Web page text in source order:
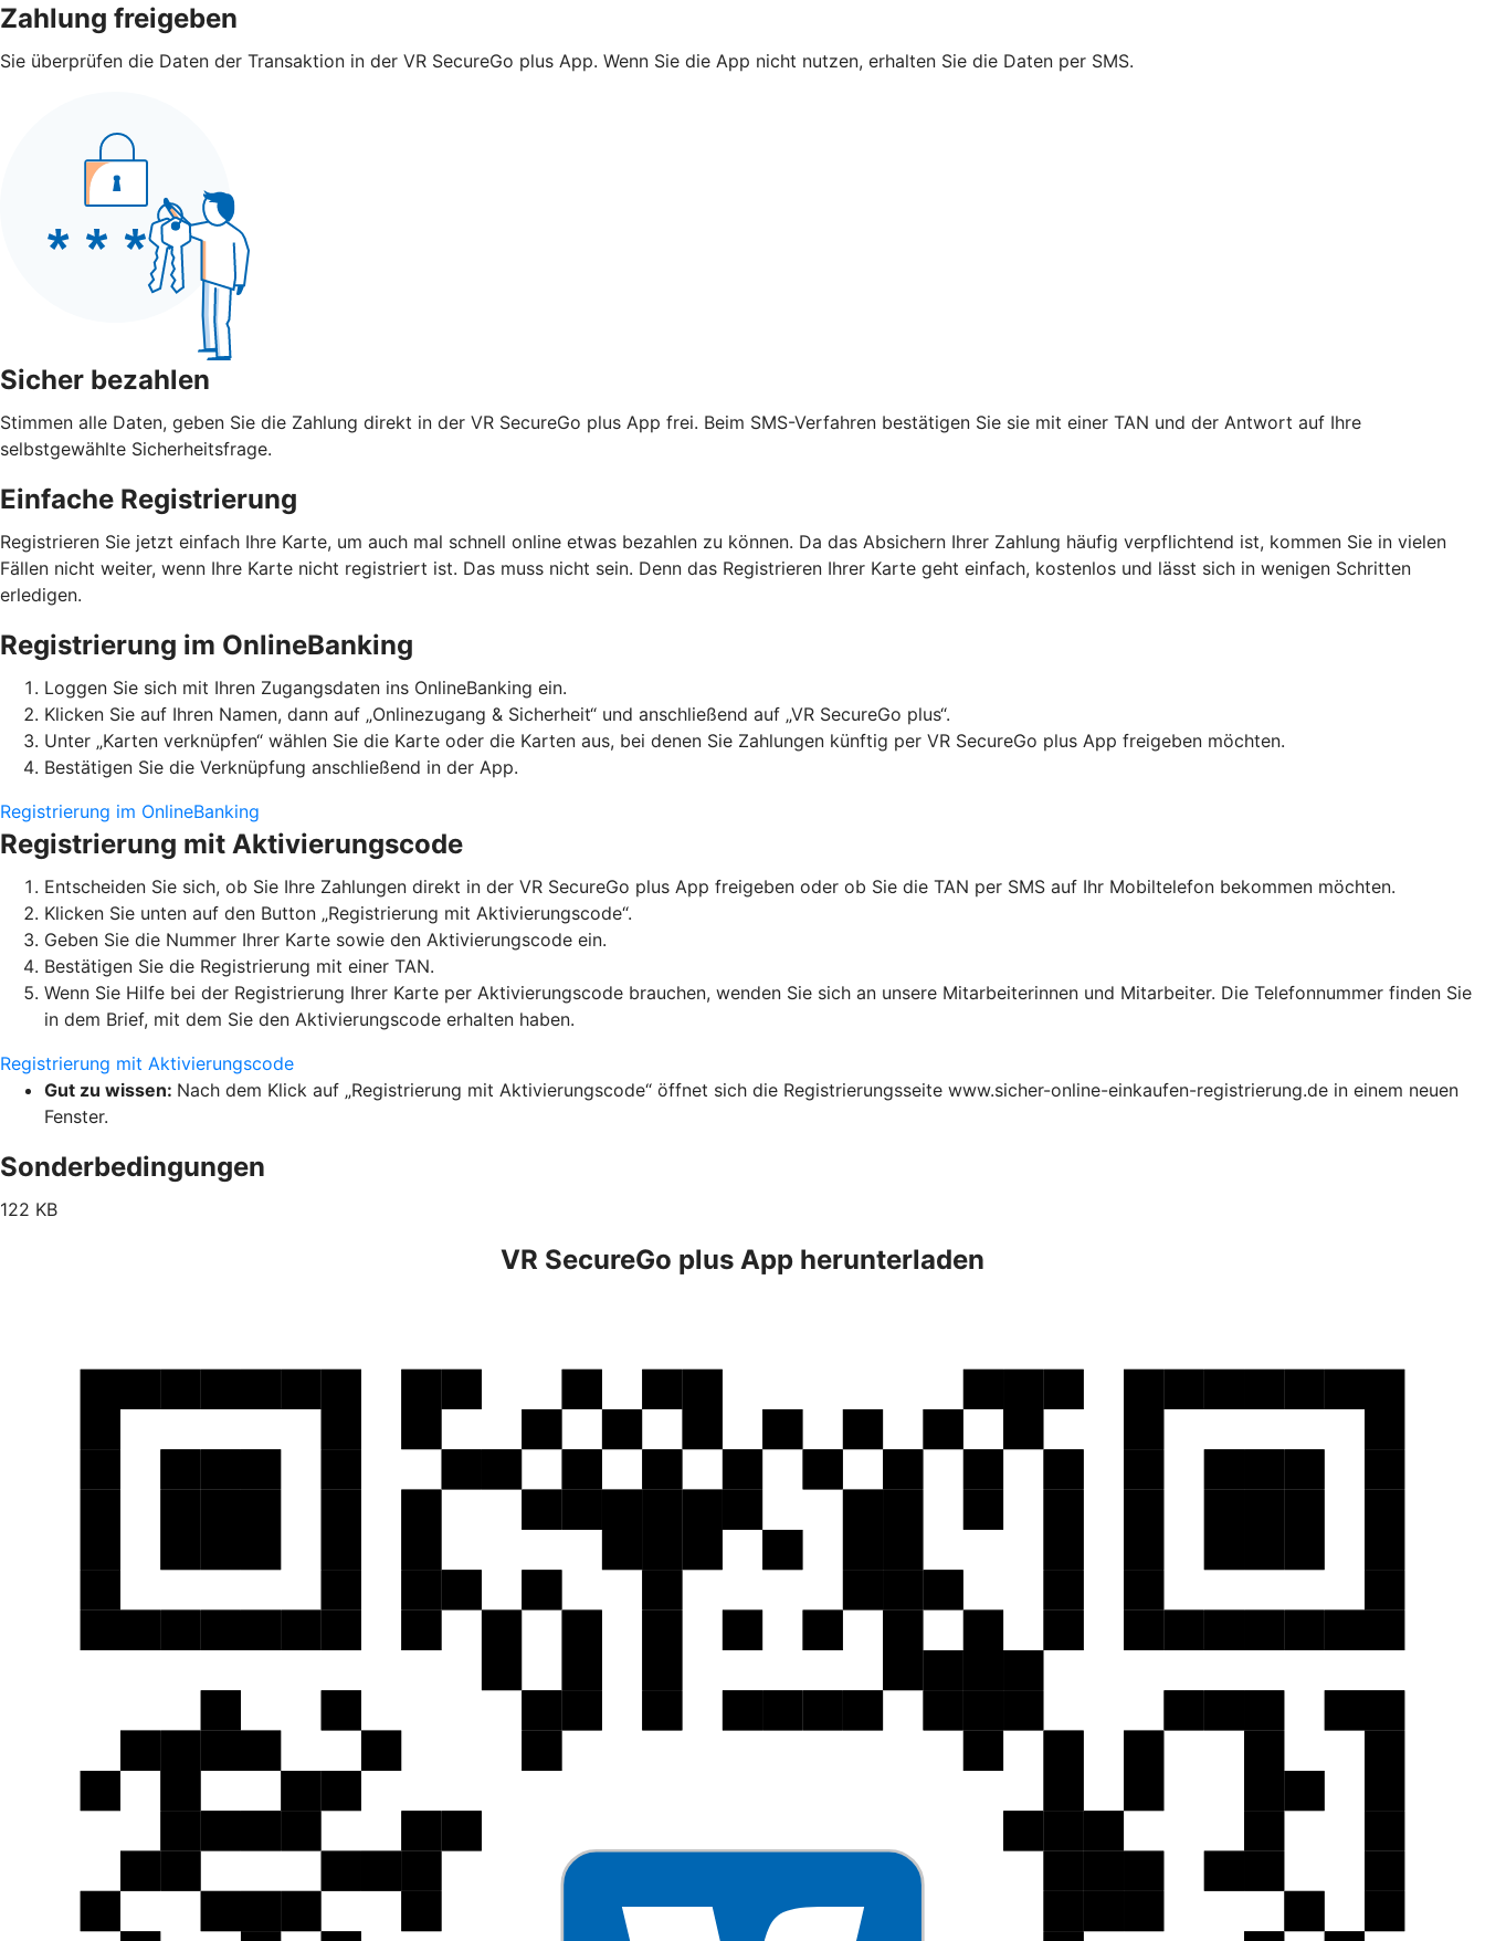
Zahlung freigeben
Sie überprüfen die Daten der Transaktion in der VR SecureGo plus App. Wenn Sie die App nicht nutzen, erhalten Sie die Daten per SMS.
Sicher bezahlen
Stimmen alle Daten, geben Sie die Zahlung direkt in der VR SecureGo plus App frei. Beim SMS-Verfahren bestätigen Sie sie mit einer TAN und der Antwort auf Ihre
selbstgewählte Sicherheitsfrage.
Einfache Registrierung
Registrieren Sie jetzt einfach Ihre Karte, um auch mal schnell online etwas bezahlen zu können. Da das Absichern Ihrer Zahlung häufig verpflichtend ist, kommen Sie in vielen
Fällen nicht weiter, wenn Ihre Karte nicht registriert ist. Das muss nicht sein. Denn das Registrieren Ihrer Karte geht einfach, kostenlos und lässt sich in wenigen Schritten
erledigen.
Registrierung im OnlineBanking
Loggen Sie sich mit Ihren Zugangsdaten ins OnlineBanking ein.
Klicken Sie auf Ihren Namen, dann auf „Onlinezugang & Sicherheit“ und anschließend auf „VR SecureGo plus“.
Unter „Karten verknüpfen“ wählen Sie die Karte oder die Karten aus, bei denen Sie Zahlungen künftig per VR SecureGo plus App freigeben möchten.
Bestätigen Sie die Verknüpfung anschließend in der App.
Registrierung im OnlineBanking
Registrierung mit Aktivierungscode
Entscheiden Sie sich, ob Sie Ihre Zahlungen direkt in der VR SecureGo plus App freigeben oder ob Sie die TAN per SMS auf Ihr Mobiltelefon bekommen möchten.
Klicken Sie unten auf den Button „Registrierung mit Aktivierungscode“.
Geben Sie die Nummer Ihrer Karte sowie den Aktivierungscode ein.
Bestätigen Sie die Registrierung mit einer TAN.
Wenn Sie Hilfe bei der Registrierung Ihrer Karte per Aktivierungscode brauchen, wenden Sie sich an unsere Mitarbeiterinnen und Mitarbeiter. Die Telefonnummer finden Sie
in dem Brief, mit dem Sie den Aktivierungscode erhalten haben.
Registrierung mit Aktivierungscode
Gut zu wissen: Nach dem Klick auf „Registrierung mit Aktivierungscode“ öffnet sich die Registrierungsseite www.sicher-online-einkaufen-registrierung.de in einem neuen
Fenster.
Sonderbedingungen
122 KB
VR SecureGo plus App herunterladen